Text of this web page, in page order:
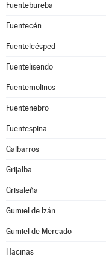
Fuentebureba
Fuentecén
Fuentelcésped
Fuentelisendo
Fuentemolinos
Fuentenebro
Fuentespina
Galbarros
Grijalba
Grisaleña
Gumiel de Izán
Gumiel de Mercado
Hacinas